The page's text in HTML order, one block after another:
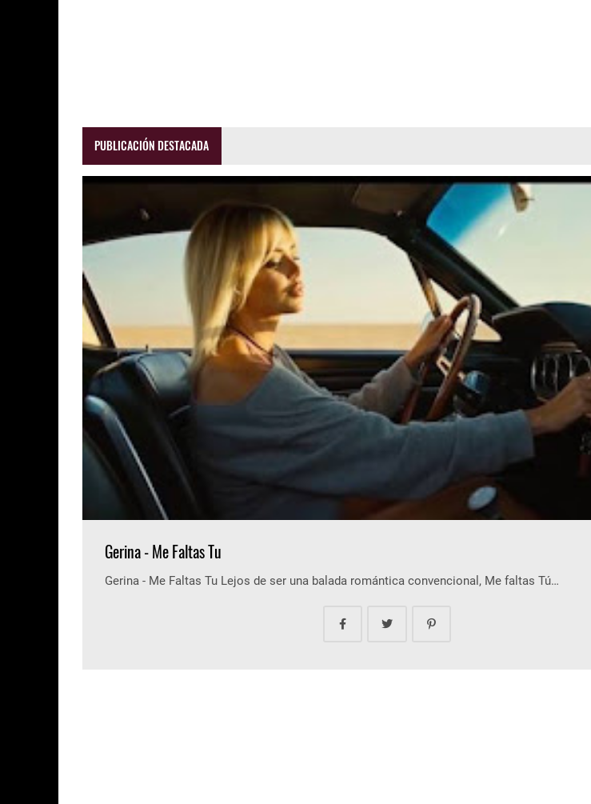
PUBLICACIÓN DESTACADA
Gerina - Me Faltas Tu
Gerina - Me Faltas Tu Lejos de ser una balada romántica convencional, Me faltas Tú…